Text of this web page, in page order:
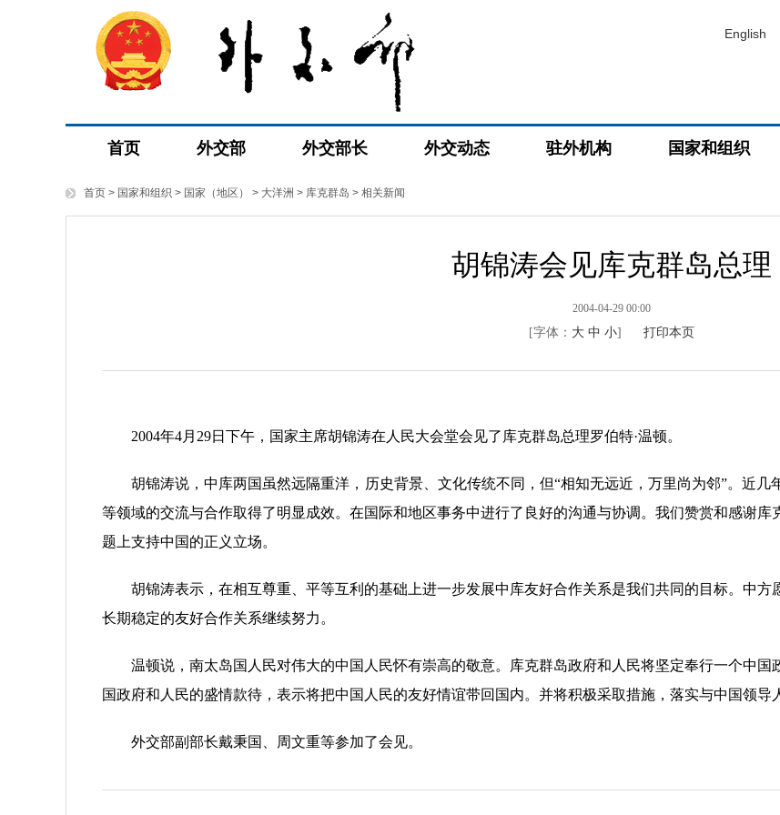
English
首页 外交部 外交部长 外交动态 驻外机构 国家和组织
首页 > 国家和组织 > 国家（地区） > 大洋洲 > 库克群岛 > 相关新闻
胡锦涛会见库克群岛总理
2004-04-29 00:00
[字体： 大 中 小] 打印本页
2004年4月29日下午，国家主席胡锦涛在人民大会堂会见了库克群岛总理罗伯特·温顿。
胡锦涛说，中库两国虽然远隔重洋，历史背景、文化传统不同，但“相知无远近，万里尚为邻”。近几
等领域的交流与合作取得了明显成效。在国际和地区事务中进行了良好的沟通与协调。我们赞赏和感谢
题上支持中国的正义立场。
胡锦涛表示，在相互尊重、平等互利的基础上进一步发展中库友好合作关系是我们共同的目标。中方
长期稳定的友好合作关系继续努力。
温顿说，南太岛国人民对伟大的中国人民怀有崇高的敬意。库克群岛政府和人民将坚定奉行一个中国
国政府和人民的盛情款待，表示将把中国人民的友好情谊带回国内。并将积极采取措施，落实与中国领导
外交部副部长戴秉国、周文重等参加了会见。